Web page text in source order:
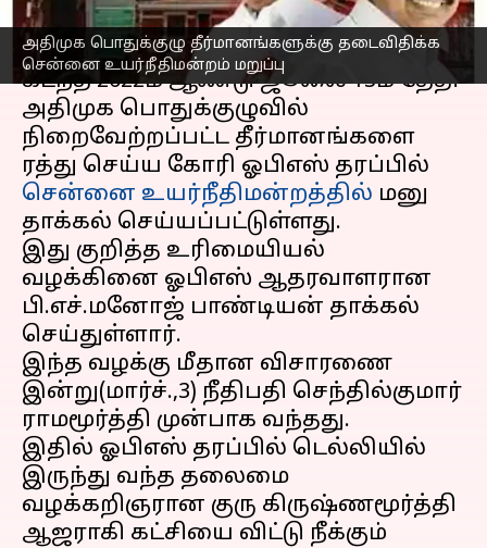
அதிமுக பொதுக்குழு தீர்மானங்களுக்கு தடைவிதிக்க
சென்னை உயர்நீதிமன்றம் மறுப்பு
செய்தி முன்னோட்டம்
கடந்த 2022ம் ஆண்டு ஜூலை 13ம் தேதி
அதிமுக பொதுக்குழுவில்
நிறைவேற்றப்பட்ட தீர்மானங்களை
ரத்து செய்ய கோரி ஓபிஎஸ் தரப்பில்
சென்னை உயர்நீதிமன்றத்தில் மனு
தாக்கல் செய்யப்பட்டுள்ளது.
இது குறித்த உரிமையியல்
வழக்கினை ஓபிஎஸ் ஆதரவாளரான
பி.எச்.மனோஜ் பாண்டியன் தாக்கல்
செய்துள்ளார்.
இந்த வழக்கு மீதான விசாரணை
இன்று(மார்ச்.,3) நீதிபதி செந்தில்குமார்
ராமமூர்த்தி முன்பாக வந்தது.
இதில் ஓபிஎஸ் தரப்பில் டெல்லியில்
இருந்து வந்த தலைமை
வழக்கறிஞரான குரு கிருஷ்ணமூர்த்தி
ஆஜராகி கட்சியை விட்டு நீக்கும்